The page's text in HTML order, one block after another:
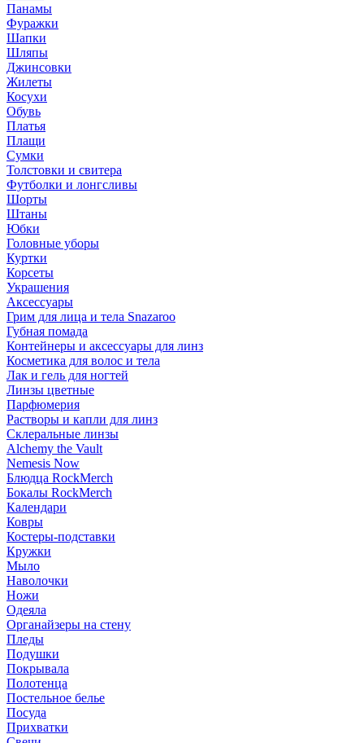
Панамы
Фуражки
Шапки
Шляпы
Джинсовки
Жилеты
Косухи
Обувь
Платья
Плащи
Сумки
Толстовки и свитера
Футболки и лонгсливы
Шорты
Штаны
Юбки
Головные уборы
Куртки
Корсеты
Украшения
Аксессуары
Грим для лица и тела Snazaroo
Губная помада
Контейнеры и аксессуары для линз
Косметика для волос и тела
Лак и гель для ногтей
Линзы цветные
Парфюмерия
Растворы и капли для линз
Склеральные линзы
Alchemy the Vault
Nemesis Now
Блюдца RockMerch
Бокалы RockMerch
Календари
Ковры
Костеры-подставки
Кружки
Мыло
Наволочки
Ножи
Одеяла
Органайзеры на стену
Пледы
Подушки
Покрывала
Полотенца
Постельное белье
Посуда
Прихватки